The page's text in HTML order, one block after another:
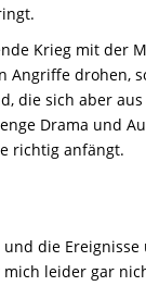
Krieg mit der
Angriffe drohen,
die sich aber
Drama und
richtig anfängt.
die
leider gar